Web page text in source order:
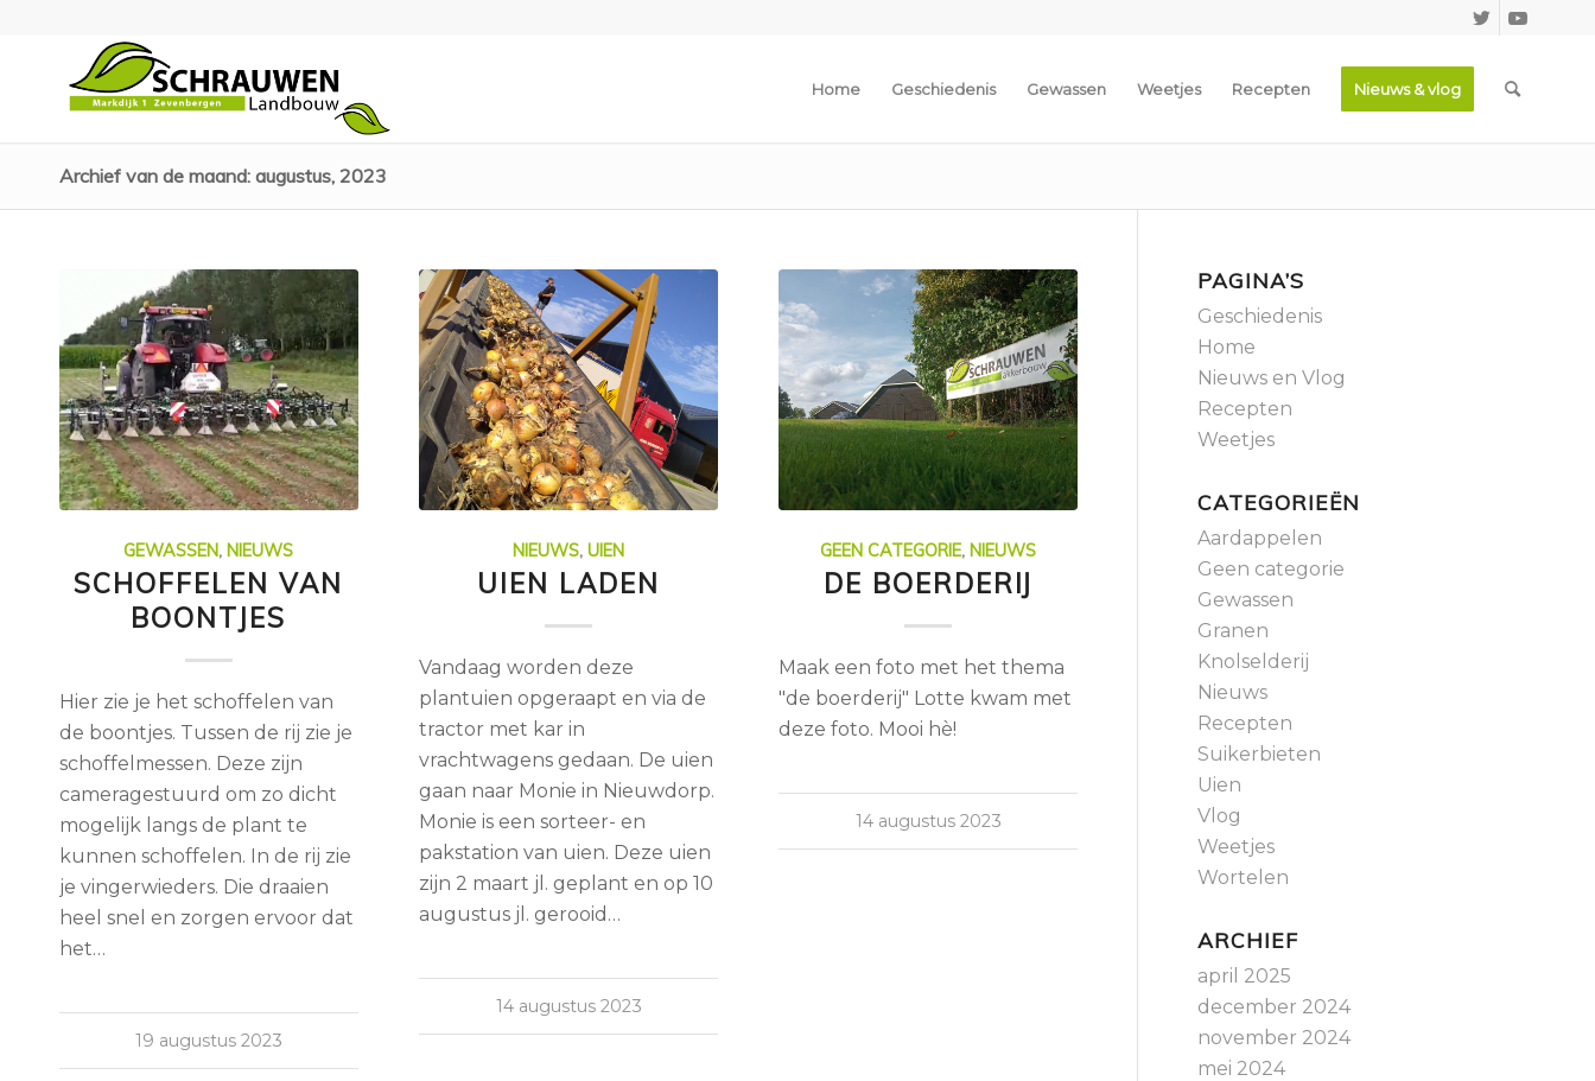
Home Geschiedenis Gewassen Weetjes Recepten Nieuws & vlog
Archief van de maand: augustus, 2023
GEWASSEN, NIEUWS
SCHOFFELEN VAN
BOONTJES
Hier zie je het schoffelen van
de boontjes. Tussen de rij zie je
schoffelmessen. Deze zijn
cameragestuurd om zo dicht
mogelijk langs de plant te
kunnen schoffelen. In de rij zie
je vingerwieders. Die draaien
heel snel en zorgen ervoor dat
het…
19 augustus 2023
NIEUWS,UIEN
UIEN LADEN
Vandaag worden deze
plantuien opgeraapt en via de
tractor met kar in
vrachtwagens gedaan. De uien
gaan naar Monie in Nieuwdorp.
Monie is een sorteer- en
pakstation van uien. Deze uien
zijn 2 maart jl. geplant en op 10
augustus jl. gerooid…
14 augustus 2023
GEEN CATEGORIE, NIEUWS
DE BOERDERIJ
Maak een foto met het thema
"de boerderij" Lotte kwam met
deze foto. Mooi hè!
14 augustus 2023
PAGINA’S
Geschiedenis
Home
Nieuws en Vlog
Recepten
Weetjes
CATEGORIEËN
Aardappelen
Geen categorie
Gewassen
Granen
Knolselderij
Nieuws
Recepten
Suikerbieten
Uien
Vlog
Weetjes
Wortelen
ARCHIEF
april 2025
december 2024
november 2024
mei 2024